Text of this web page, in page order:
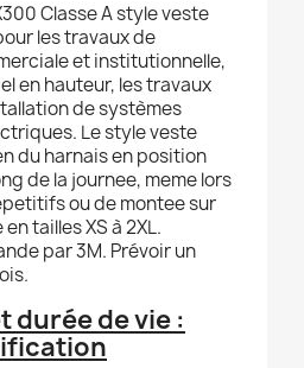
Classe A style veste
les travaux de
et institutionnelle,
en hauteur, les travaux
de systèmes
Le style veste
du harnais en position
de la journee, meme lors
ou de montee sur
tailles XS à 2XL.
par 3M. Prévoir un
durée de vie :